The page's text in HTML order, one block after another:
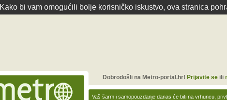
Kako bi vam omogućili bolje korisničko iskustvo, ova stranica
Vaš šarm i samopouzdanje danas će biti na vrhuncu,
Dobrodošli na Metro-portal.hr! Prijavite seili